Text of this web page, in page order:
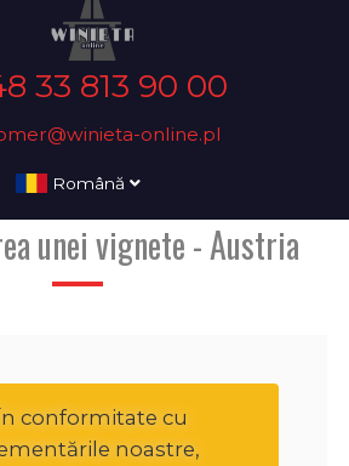
33 813 90 00
online.pl
Română
unei vignete - Austria
conformitate cu
noastre,